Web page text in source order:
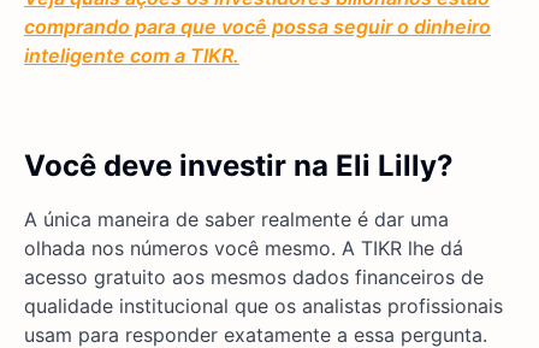
comprando para que você possa seguir o dinheiro
inteligente com a TIKR.
Você deve investir na Eli Lilly?
A única maneira de saber realmente é dar uma
olhada nos números você mesmo. A TIKR lhe dá
acesso gratuito aos mesmos dados financeiros de
qualidade institucional que os analistas profissionais
usam para responder exatamente a essa pergunta.